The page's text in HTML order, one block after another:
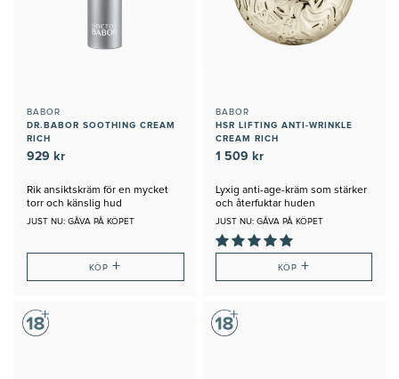
BABOR
DR.BABOR SOOTHING CREAM
RICH
929 kr
Rik ansiktskräm för en mycket
torr och känslig hud
JUST NU: GÅVA PÅ KÖPET
KÖP+
BABOR
HSR LIFTING ANTI-WRINKLE
CREAM RICH
1 509 kr
Lyxig anti-age-kräm som stärker
och återfuktar huden
JUST NU: GÅVA PÅ KÖPET
KÖP +